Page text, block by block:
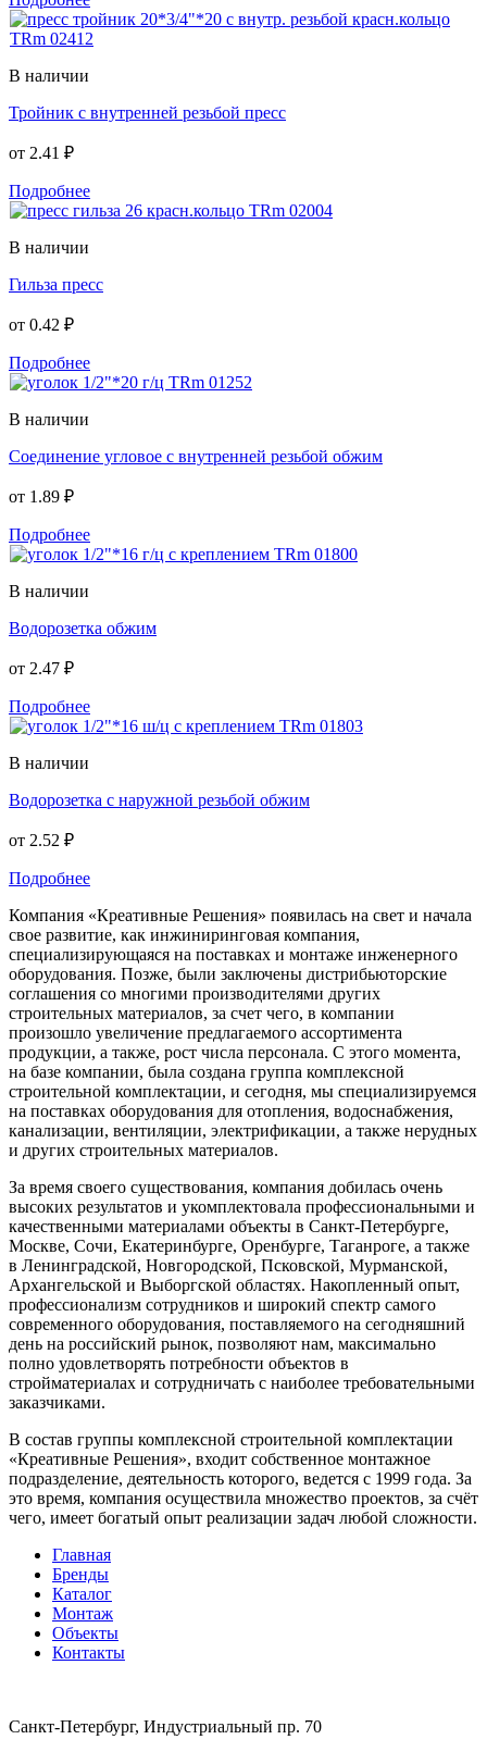
В наличии
Тройник с внутренней резьбой пресс
от 2.41 ₽
Подробнее
В наличии
Гильза пресс
от 0.42 ₽
Подробнее
В наличии
Соединение угловое с внутренней резьбой обжим
от 1.89 ₽
Подробнее
В наличии
Водорозетка обжим
от 2.47 ₽
Подробнее
В наличии
Водорозетка с наружной резьбой обжим
от 2.52 ₽
Подробнее
Компания «Креативные Решения» появилась на свет и начала
свое развитие, как инжиниринговая компания,
специализирующаяся на поставках и монтаже инженерного
оборудования. Позже, были заключены дистрибьюторские
соглашения со многими производителями других
строительных материалов, за счет чего, в компании
произошло увеличение предлагаемого ассортимента
продукции, а также, рост числа персонала. С этого момента,
на базе компании, была создана группа комплексной
строительной комплектации, и сегодня, мы специализируемся
на поставках оборудования для отопления, водоснабжения,
канализации, вентиляции, электрификации, а также нерудных
и других строительных материалов.
За время своего существования, компания добилась очень
высоких результатов и укомплектовала профессиональными и
качественными материалами объекты в Санкт-Петербурге,
Москве, Сочи, Екатеринбурге, Оренбурге, Таганроге, а также
в Ленинградской, Новгородской, Псковской, Мурманской,
Архангельской и Выборгской областях. Накопленный опыт,
профессионализм сотрудников и широкий спектр самого
современного оборудования, поставляемого на сегодняшний
день на российский рынок, позволяют нам, максимально
полно удовлетворять потребности объектов в
стройматериалах и сотрудничать с наиболее требовательными
заказчиками.
В состав группы комплексной строительной комплектации
«Креативные Решения», входит собственное монтажное
подразделение, деятельность которого, ведется с 1999 года. За
это время, компания осуществила множество проектов, за счёт
чего, имеет богатый опыт реализации задач любой сложности.
Главная
Бренды
Каталог
Монтаж
Объекты
Контакты
Санкт-Петербург, Индустриальный пр. 70